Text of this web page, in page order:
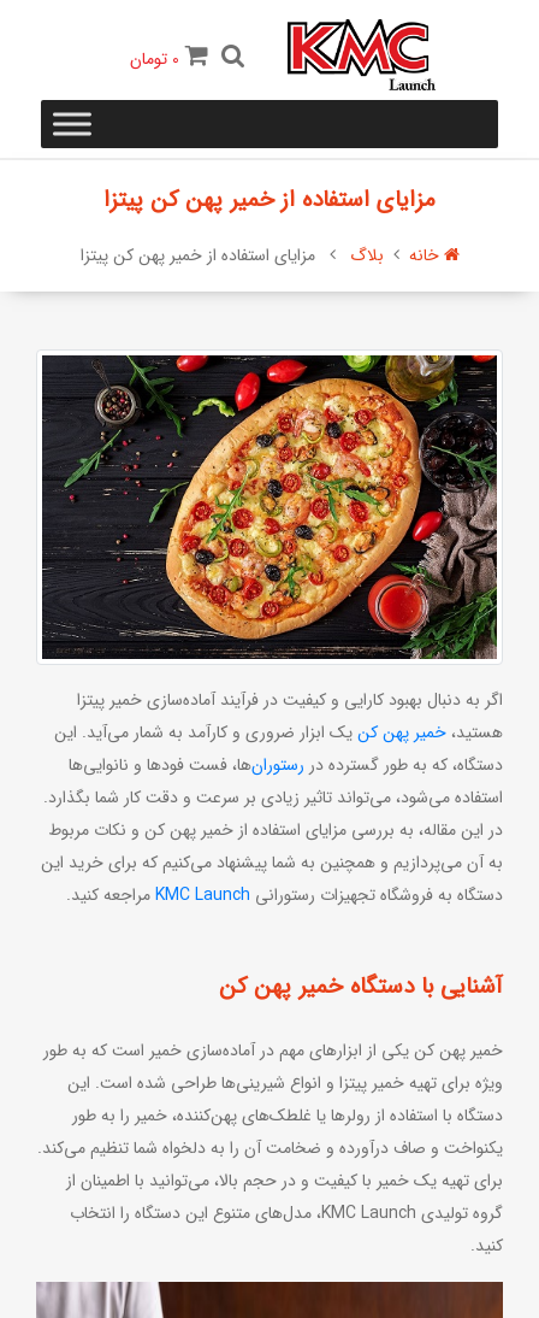
0 تومان
مزایای استفاده از خمیر پهن کن پیتزا
خانه بلاگ مزایای استفاده از خمیر پهن کن پیتزا
اگر به دنبال بهبود کارایی و کیفیت در فرآیند آماده‌سازی خمیر پیتزا
هستید، خمیر پهن کنیک ابزار ضروری و کارآمد به شمار می‌آید. این
دستگاه، که به طور گسترده در رستوران‌ها، فست فودها و نانوایی‌ها
استفاده می‌شود، می‌تواند تاثیر زیادی بر سرعت و دقت کار شما بگذارد.
در این مقاله، به بررسی مزایای استفاده از خمیر پهن کن و نکات مربوط
به آن می‌پردازیم و همچنین به شما پیشنهاد می‌کنیم که برای خرید این
دستگاه به فروشگاه تجهیزات رستورانی KMC Launchمراجعه کنید.
آشنایی با دستگاه خمیر پهن کن
خمیر پهن کن یکی از ابزارهای مهم در آماده‌سازی خمیر است که به طور
ویژه برای تهیه خمیر پیتزا و انواع شیرینی‌ها طراحی شده است. این
دستگاه با استفاده از رولرها یا غلطک‌های پهن‌کننده، خمیر را به طور
یکنواخت و صاف درآورده و ضخامت آن را به دلخواه شما تنظیم می‌کند.
برای تهیه یک خمیر با کیفیت و در حجم بالا، می‌توانید با اطمینان از
گروه تولیدی KMC Launch، مدل‌های متنوع این دستگاه را انتخاب
کنید.